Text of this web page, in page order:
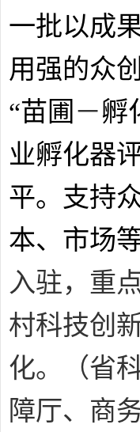
一批以成
用强的众
“苗圃 －孵
业孵化器
平。 支持
本、 市场
入驻，重
村科技创
化。
（省
障厅、商